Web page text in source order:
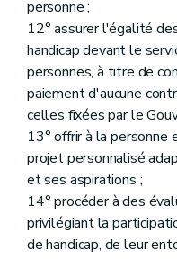
personne ;
12° assurer l'égalité
handicap devant le
personnes, à titre de
paiement d'aucune
celles fixées par le
13° offrir à la personne
projet personnalisé
et ses aspirations ;
14° procéder à des
privilégiant la
de handicap, de leur